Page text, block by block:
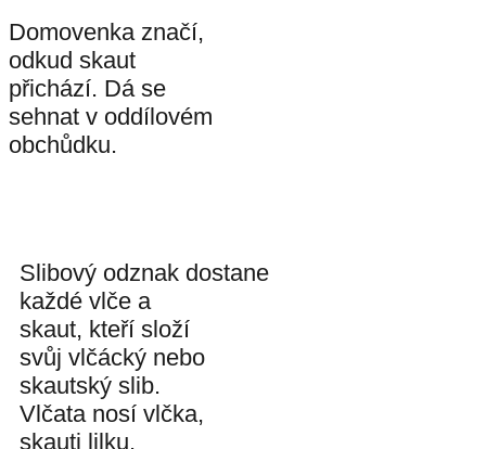
Domovenka značí,
odkud skaut
přichází. Dá se
sehnat v oddílovém
obchůdku.
Slibový odznak dostane
každé vlče a
skaut, kteří složí
svůj vlčácký nebo
skautský slib.
Vlčata nosí vlčka,
skauti lilku.